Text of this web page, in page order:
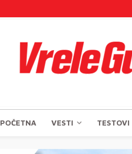
POČETNA VESTI TESTOVI